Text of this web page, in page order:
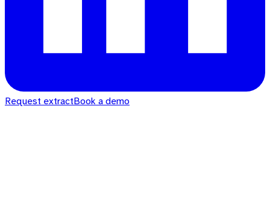
Request extractBook a demo